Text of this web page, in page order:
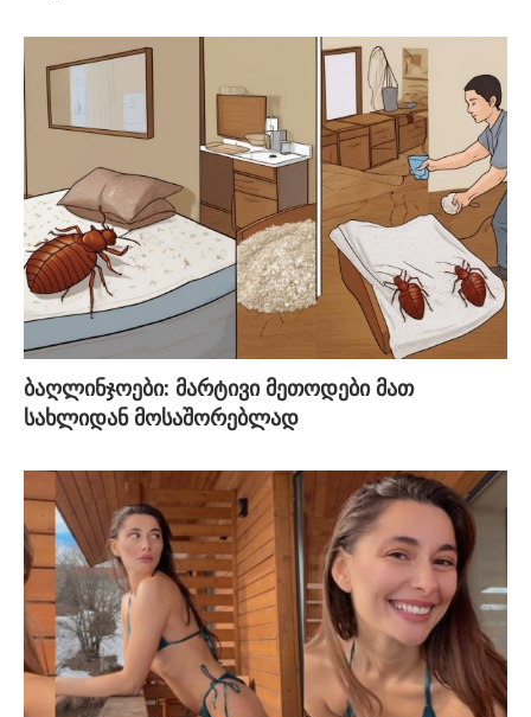
ბაღლინჯოები: მარტივი მეთოდები მათ
სახლიდან მოსაშორებლად